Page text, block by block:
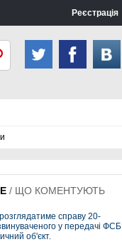
Реєстрація
/ ЩО КОМЕНТУЮТЬ
справу 20-
у передачі ФСБ
об'єкт.